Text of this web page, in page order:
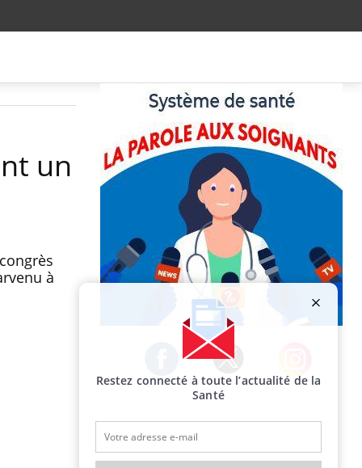
un
à
Facebook Twitter Instagram
Restez connecté à toute l’actualité de la
Santé